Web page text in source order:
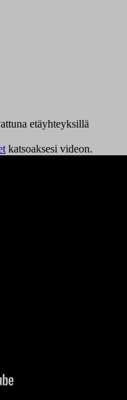
etäyhteyksillä
katsoaksesi videon.